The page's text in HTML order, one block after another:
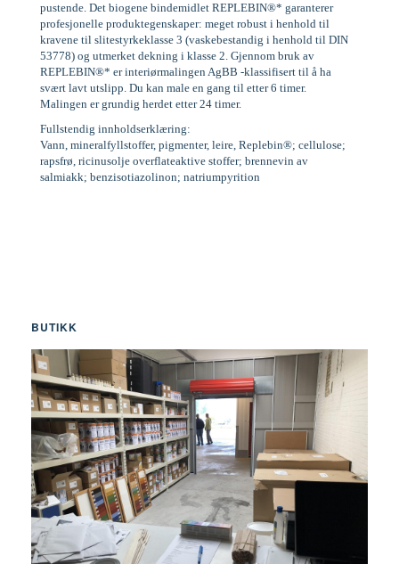
pustende. Det biogene bindemidlet REPLEBIN®* garanterer
profesjonelle produktegenskaper: meget robust i henhold til
kravene til slitestyrkeklasse 3 (vaskebestandig i henhold til DIN
53778) og utmerket dekning i klasse 2. Gjennom bruk av
REPLEBIN®* er interiørmalingen AgBB -klassifisert til å ha
svært lavt utslipp. Du kan male en gang til etter 6 timer.
Malingen er grundig herdet etter 24 timer.
Fullstendig innholdserklæring:
Vann, mineralfyllstoffer, pigmenter, leire, Replebin®; cellulose;
rapsfrø, ricinusolje overflateaktive stoffer; brennevin av
salmiakk; benzisotiazolinon; natriumpyrition
BUTIKK